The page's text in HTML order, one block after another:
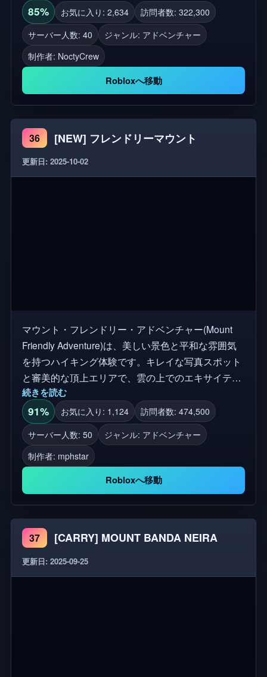
85% お気に入り: 2,634
訪問者数: 322,300
サーバー人数: 40
ジャンル: アドベンチャー
制作者: NoctyCrew
Robloxへ移動
36 [NEW] フレンドリーマウント
更新日: 2025-10-02
マウント・フレンドリー・アドベンチャー(Mount
Friendly Adventure)は、美しい景色と平和な雰囲気
を持つハイキング体験です。キレイな写真スポット
と審美的な頂上エリアで、雲の上でのエキサイティ
ングな旅をお楽しみください。 このゲームはまだ新
しいので、経験値を向上させるアップデートが続き
ます! アップデートログ 友達が山に登るのを手伝う
アニメーション表現のサポート カメラモード(今の
ところPCのみ) 音楽コントロール(まだ開発段階) UI
を隠す 遅延訂正
続きを読む
91% お気に入り: 1,124
訪問者数: 474,500
サーバー人数: 50
ジャンル: アドベンチャー
制作者: mphstar
Robloxへ移動
37 [CARRY] MOUNT BANDA NEIRA
更新日: 2025-09-25